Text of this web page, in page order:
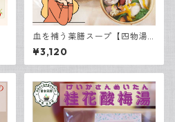
血を補う薬膳スープ【四物湯
スープと食材3点セット】
¥3,120